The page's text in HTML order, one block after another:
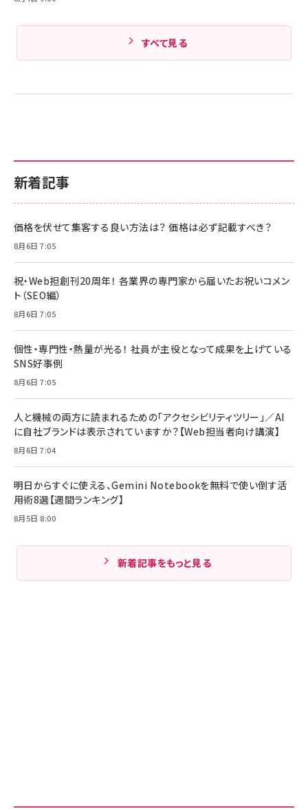
新着記事
価格を伏せて集客する良い方法は？ 価格は必ず記載すべき？
8月6日 7:05
祝・Web担創刊20周年！ 各業界の専門家から届いたお祝いコメン
ト（SEO編）
8月6日 7:05
個性・専門性・熱量が光る！ 社員が主役となって成果を上げている
SNS好事例
8月6日 7:05
人と機械の両方に読まれるための「アクセシビリティツリー」／AI
に自社ブランドは表示されていますか？【Web担当者向け講演】
8月6日 7:04
明日からすぐに使える、Gemini Notebookを無料で使い倒す活
用術8選【週間ランキング】
8月5日 8:00
新着記事をもっと見る
すべて見る